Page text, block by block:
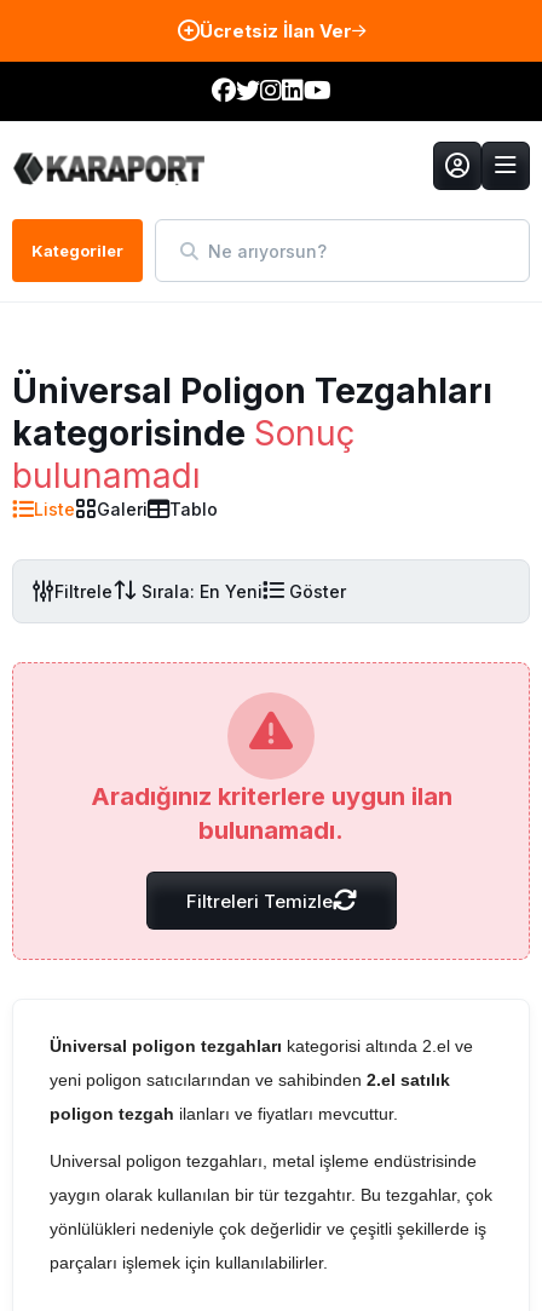
Ücretsiz İlan Ver
Kategoriler Ne arıyorsun?
Üniversal Poligon Tezgahları
kategorisinde Sonuç
bulunamadı
Liste Galeri Tablo
Filtrele Sırala: En Yeni Göster
Aradığınız kriterlere uygun ilan
bulunamadı.
Filtreleri Temizle
Üniversal poligon tezgahları kategorisi altında 2.el ve
yeni poligon satıcılarından ve sahibinden 2.el satılık
poligon tezgah ilanları ve fiyatları mevcuttur.
Universal poligon tezgahları, metal işleme endüstrisinde
yaygın olarak kullanılan bir tür tezgahtır. Bu tezgahlar, çok
yönlülükleri nedeniyle çok değerlidir ve çeşitli şekillerde iş
parçaları işlemek için kullanılabilirler.